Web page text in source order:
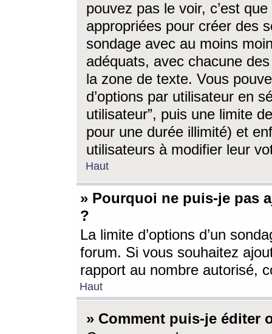
pouvez pas le voir, c’est
appropriées pour créer des
sondage avec au moins
adéquats, avec chacune
la zone de texte. Vous
d’options par utilisateur en
utilisateur”, puis une limite
pour une durée illimité) et
utilisateurs à modifier leur
Haut
» Pourquoi ne puis-je pas
?
La limite d’options d’un
forum. Si vous souhaitez
rapport au nombre autorisé,
Haut
» Comment puis-je éditer